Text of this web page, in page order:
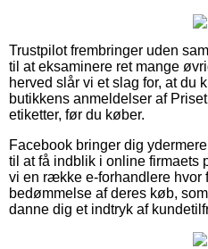
Trustpilot frembringer uden
til at eksaminere ret mange
herved slår vi et slag for, at du
butikkens anmeldelser af
etiketter, før du køber.
Facebook bringer dig
til at få indblik i online firmaets
vi en række e-forhandlere hvor
bedømmelse af deres køb,
danne dig et indtryk af